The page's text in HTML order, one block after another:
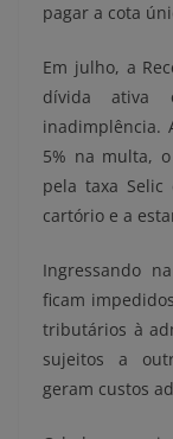
pagar a cota
Em julho, a
dívida ativa
inadimplência.
5% na multa,
pela taxa
cartório e a
Ingressando
ficam
tributários à
sujeitos a
geram custos